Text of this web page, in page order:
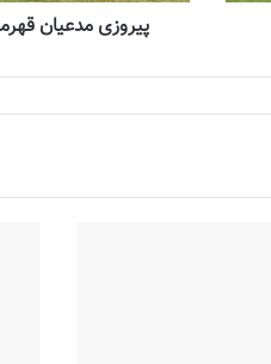
پیروزی مدعیان